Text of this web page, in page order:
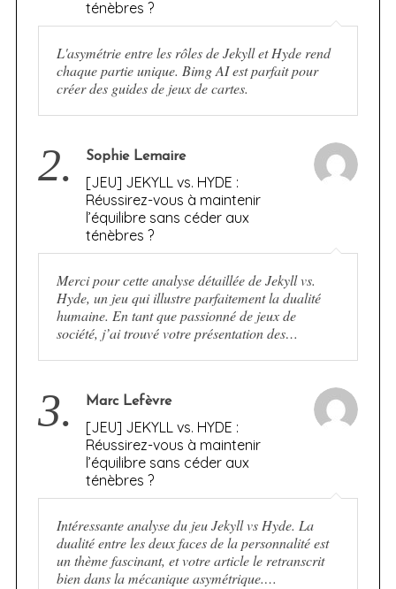
ténèbres ?
L'asymétrie entre les rôles de Jekyll et Hyde rend
chaque partie unique. Bimg AI est parfait pour
créer des guides de jeux de cartes.
2. Sophie Lemaire
[JEU] JEKYLL vs. HYDE :
Réussirez-vous à maintenir
l’équilibre sans céder aux
ténèbres ?
Merci pour cette analyse détaillée de Jekyll vs.
Hyde, un jeu qui illustre parfaitement la dualité
humaine. En tant que passionné de jeux de
société, j’ai trouvé votre présentation des…
3. Marc Lefèvre
[JEU] JEKYLL vs. HYDE :
Réussirez-vous à maintenir
l’équilibre sans céder aux
ténèbres ?
Intéressante analyse du jeu Jekyll vs Hyde. La
dualité entre les deux faces de la personnalité est
un thème fascinant, et votre article le retranscrit
bien dans la mécanique asymétrique.…